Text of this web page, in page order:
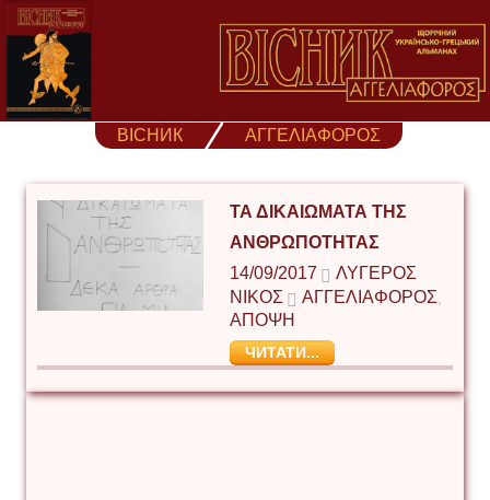
Skip
content
ВІСНИК ΑΓΓΕΛΙΑΦΟΡΟΣ
ΤΑ ΔΙΚΑΙΩΜΑΤΑ ΤΗΣ
ΑΝΘΡΩΠΟΤΗΤΑΣ
14/09/2017
ΛΥΓΕΡΌΣ
ΝΊΚΟΣ
ΑΓΓΕΛΙΑΦΟΡΟΣ
ΑΠΟΨΗ
ЧИТАТИ...